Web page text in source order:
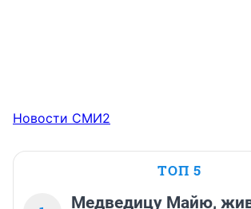
Новости СМИ2
ТОП 5
Медведицу Майю,